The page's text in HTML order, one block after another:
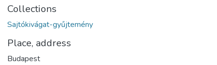
Collections
Sajtókivágat-gyűjtemény
Place, address
Budapest